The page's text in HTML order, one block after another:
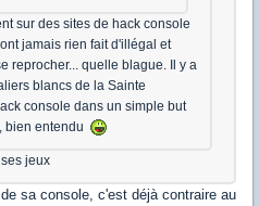
sur des sites de hack console
jamais rien fait d'illégal et
reprocher... quelle blague. Il y a
blancs de la Sainte
console dans un simple but
bien entendu
jeux
sa console, c'est déjà contraire au